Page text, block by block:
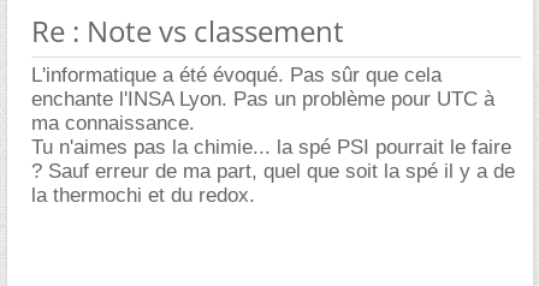
Re : Note vs classement
L'informatique a été évoqué. Pas sûr que cela
enchante l'INSA Lyon. Pas un problème pour UTC à
ma connaissance.
Tu n'aimes pas la chimie... la spé PSI pourrait le faire
? Sauf erreur de ma part, quel que soit la spé il y a de
la thermochi et du redox.